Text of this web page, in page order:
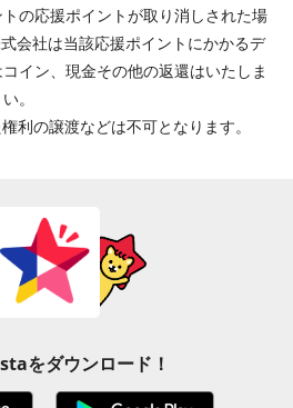
の応援ポイントが取り消しされた場
会社は当該応援ポイントにかかるデ
イン、現金その他の返還はいたしま
。
利の譲渡などは不可となります。
をダウンロード！